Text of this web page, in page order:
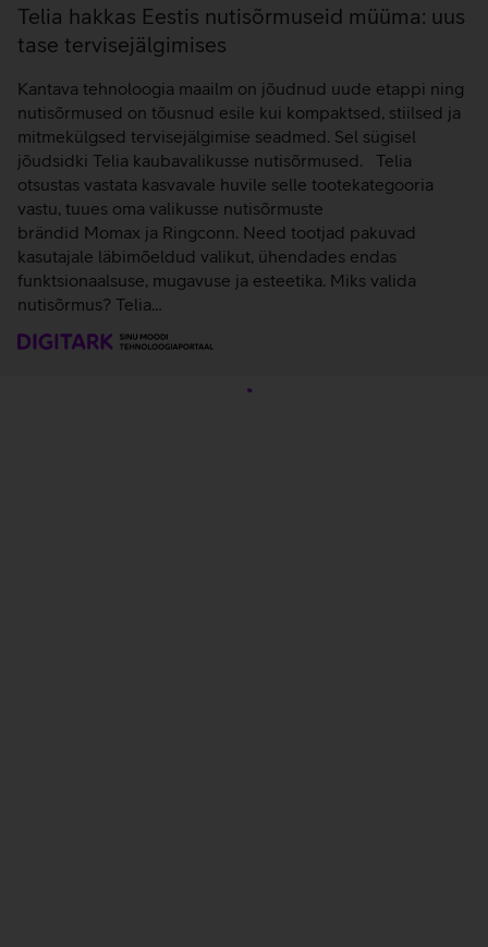
Telia hakkas Eestis nutisõrmuseid müüma: uus
tase tervisejälgimises
Kantava tehnoloogia maailm on jõudnud uude etappi ning
nutisõrmused on tõusnud esile kui kompaktsed, stiilsed ja
mitmekülgsed tervisejälgimise seadmed. Sel sügisel
jõudsidki Telia kaubavalikusse nutisõrmused. Telia
otsustas vastata kasvavale huvile selle tootekategooria
vastu, tuues oma valikusse nutisõrmuste
brändid Momax ja Ringconn. Need tootjad pakuvad
kasutajale läbimõeldud valikut, ühendades endas
funktsionaalsuse, mugavuse ja esteetika. Miks valida
nutisõrmus? Telia…